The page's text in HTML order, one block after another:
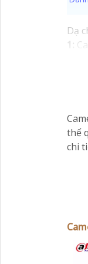
Dạ
1:
vấn
thể
chi